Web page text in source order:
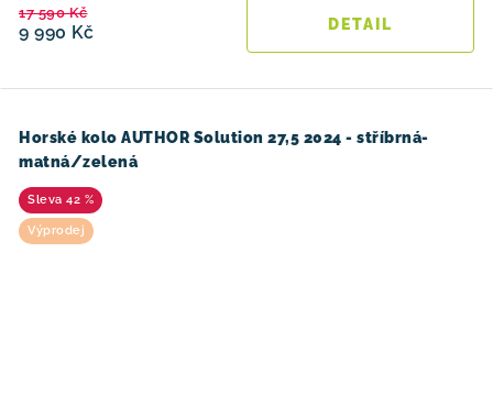
9 990 Kč
17 590 Kč
Horské kolo AUTHOR Solution 27,5 2024 - stříbrná-
matná/zelená
42 %
Výprodej